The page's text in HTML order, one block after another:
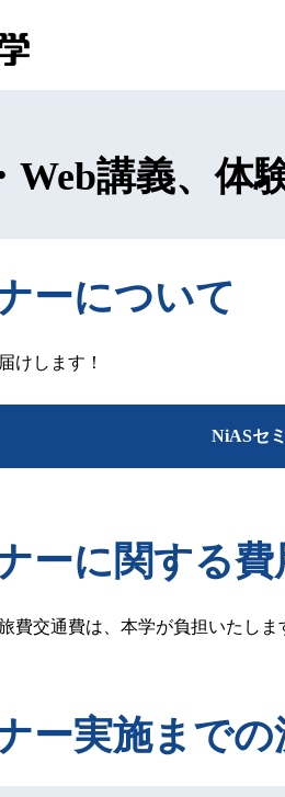
Web講義、体
ーについて
けします！
NiASセ
ーに関する費
費交通費は、本学が負担いたしま
ー実施までの